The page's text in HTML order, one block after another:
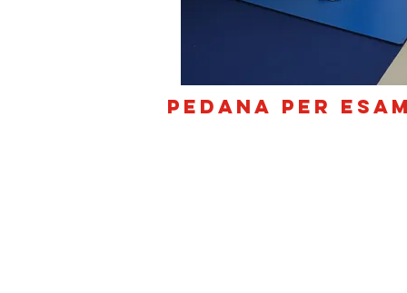
PEDANA PER